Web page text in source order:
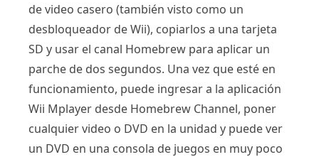
de video casero (también visto como un
desbloqueador de Wii), copiarlos a una tarjeta
SD y usar el canal Homebrew para aplicar un
parche de dos segundos. Una vez que esté en
funcionamiento, puede ingresar a la aplicación
Wii Mplayer desde Homebrew Channel, poner
cualquier video o DVD en la unidad y puede ver
un DVD en una consola de juegos en muy poco